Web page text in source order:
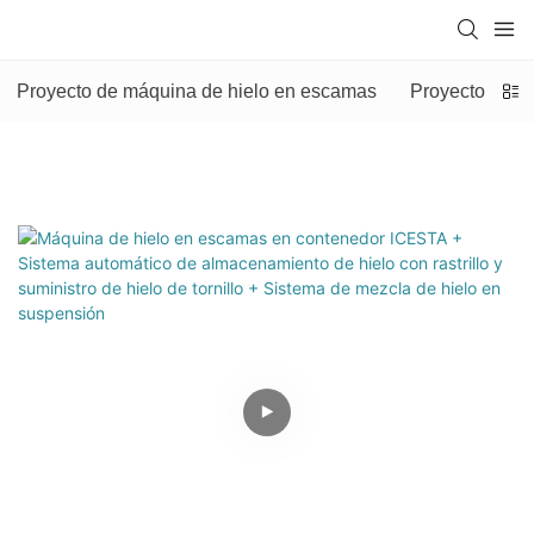
Proyecto de máquina de hielo en escamas Proyecto de